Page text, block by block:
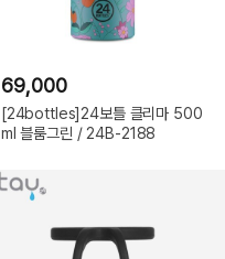
69,000
[24bottles]24보틀 클리마 500
ml 블룸그린 / 24B-2188